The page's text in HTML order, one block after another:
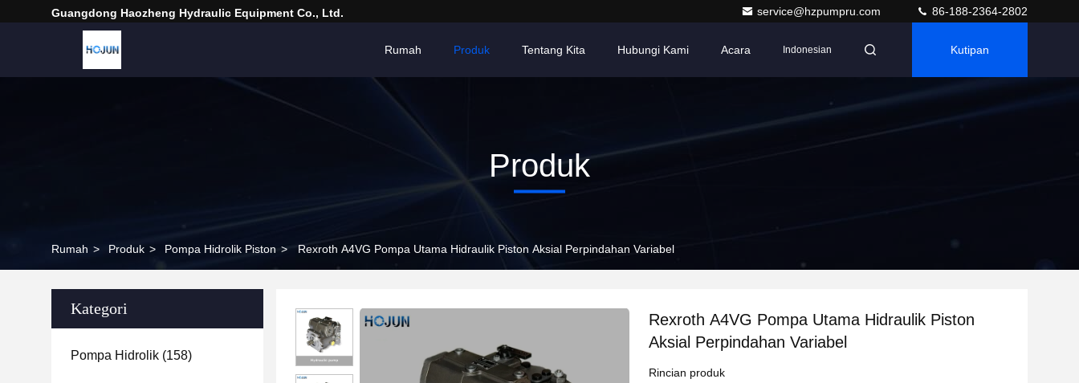
Guangdong Haozheng Hydraulic Equipment Co., Ltd. service@hzpumpru.com 86-188-2364-2802
Rumah Produk Tentang Kita Hubungi Kami Acara Indonesian Kutipan
Produk
Rumah > Produk > Pompa Hidrolik Piston > Rexroth A4VG Pompa Utama Hidraulik Piston Aksial Perpindahan Variabel
Kategori
Pompa Hidrolik (158)
Rexroth A4VG Pompa Utama Hidraulik Piston
Aksial Perpindahan Variabel
Rincian produk